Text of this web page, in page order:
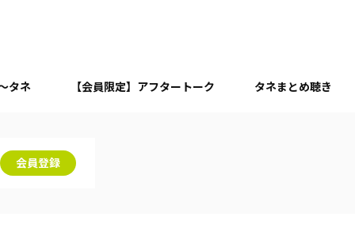
タネ 【会員限定】アフタートーク タネまとめ聴き
会員登録